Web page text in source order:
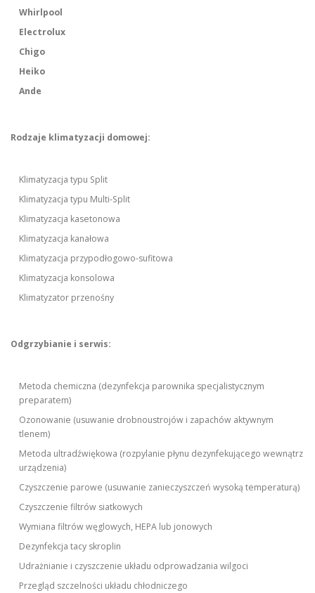
Whirlpool
Electrolux
Chigo
Heiko
Ande
Rodzaje klimatyzacji domowej:
Klimatyzacja typu Split
Klimatyzacja typu Multi-Split
Klimatyzacja kasetonowa
Klimatyzacja kanałowa
Klimatyzacja przypodłogowo-sufitowa
Klimatyzacja konsolowa
Klimatyzator przenośny
Odgrzybianie i serwis:
Metoda chemiczna (dezynfekcja parownika specjalistycznym
preparatem)
Ozonowanie (usuwanie drobnoustrojów i zapachów aktywnym
tlenem)
Metoda ultradźwiękowa (rozpylanie płynu dezynfekującego wewnątrz
urządzenia)
Czyszczenie parowe (usuwanie zanieczyszczeń wysoką temperaturą)
Czyszczenie filtrów siatkowych
Wymiana filtrów węglowych, HEPA lub jonowych
Dezynfekcja tacy skroplin
Udrażnianie i czyszczenie układu odprowadzania wilgoci
Przegląd szczelności układu chłodniczego